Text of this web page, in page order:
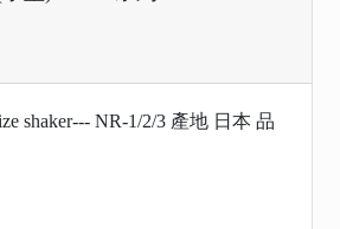
shaker--- NR-1/2/3 產地 日本 品